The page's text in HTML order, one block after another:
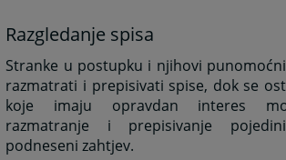
Razgledanje spisa
Stranke u postupku i njihovi
razmatrati i prepisivati spise, dok se
koje imaju opravdan interes
razmatranje i prepisivanje
podneseni zahtjev.